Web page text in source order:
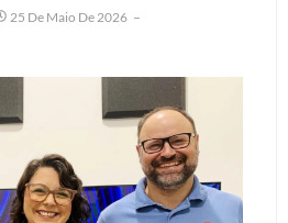
25 De Maio De 2026